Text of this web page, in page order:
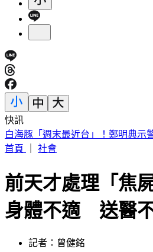
快訊
快訊／台中神岡死亡車禍 婦人遭
首頁
社會
前天才處理「焦
身體不適 送醫
記者：曾健銘